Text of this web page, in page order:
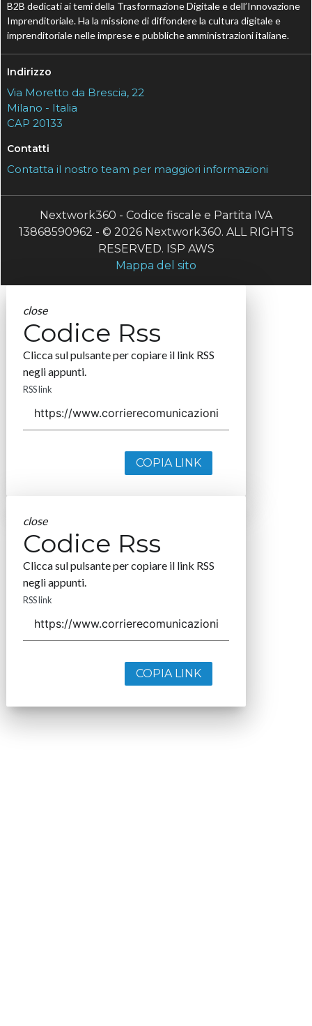
B2B dedicati ai temi della Trasformazione Digitale e dell’Innovazione
Imprenditoriale. Ha la missione di diffondere la cultura digitale e
imprenditoriale nelle imprese e pubbliche amministrazioni italiane.
Indirizzo
Via Moretto da Brescia, 22
Milano - Italia
CAP 20133
Contatti
Contatta il nostro team per maggiori informazioni
Nextwork360 - Codice fiscale e Partita IVA
13868590962 - © 2026 Nextwork360. ALL RIGHTS
RESERVED. ISP AWS
Mappa del sito
close
Codice Rss
Clicca sul pulsante per copiare il link RSS
negli appunti.
RSS link
COPIA LINK
close
Codice Rss
Clicca sul pulsante per copiare il link RSS
negli appunti.
RSS link
COPIA LINK